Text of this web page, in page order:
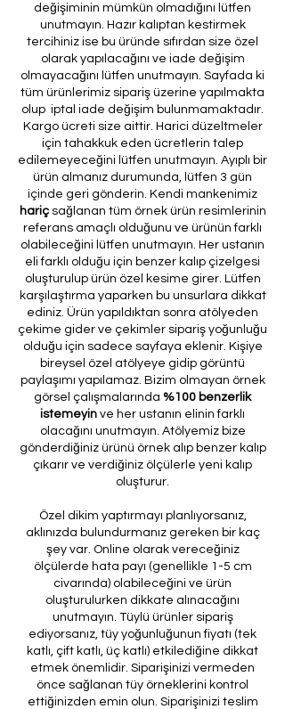
değişiminin mümkün olmadığını lütfen
unutmayın. Hazır kalıptan kestirmek
tercihiniz ise bu üründe sıfırdan size özel
olarak yapılacağını ve iade değişim
olmayacağını lütfen unutmayın. Sayfada ki
tüm ürünlerimiz sipariş üzerine yapılmakta
olup iptal iade değişim bulunmamaktadır.
Kargo ücreti size aittir. Harici düzeltmeler
için tahakkuk eden ücretlerin talep
edilemeyeceğini lütfen unutmayın. Ayıplı bir
ürün almanız durumunda, lütfen 3 gün
içinde geri gönderin. Kendi mankenimiz
hariçsağlanan tüm örnek ürün resimlerinin
referans amaçlı olduğunu ve ürünün farklı
olabileceğini lütfen unutmayın. Her ustanın
eli farklı olduğu için benzer kalıp çizelgesi
oluşturulup ürün özel kesime girer. Lütfen
karşılaştırma yaparken bu unsurlara dikkat
ediniz. Ürün yapıldıktan sonra atölyeden
çekime gider ve çekimler sipariş yoğunluğu
olduğu için sadece sayfaya eklenir. Kişiye
bireysel özel atölyeye gidip görüntü
paylaşımı yapılamaz. Bizim olmayan örnek
görsel çalışmalarında %100 benzerlik
istemeyin ve her ustanın elinin farklı
olacağını unutmayın. Atölyemiz bize
gönderdiğiniz ürünü örnek alıp benzer kalıp
çıkarır ve verdiğiniz ölçülerle yeni kalıp
oluşturur.
Özel dikim yaptırmayı planlıyorsanız,
aklınızda bulundurmanız gereken bir kaç
şey var. Online olarak vereceğiniz
ölçülerde hata payı (genellikle 1-5 cm
civarında) olabileceğini ve ürün
oluşturulurken dikkate alınacağını
unutmayın. Tüylü ürünler sipariş
ediyorsanız, tüy yoğunluğunun fiyatı (tek
katlı, çift katlı, üç katlı) etkilediğine dikkat
etmek önemlidir. Siparişinizi vermeden
önce sağlanan tüy örneklerini kontrol
ettiğinizden emin olun. Siparişinizi teslim